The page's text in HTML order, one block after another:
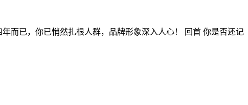
而已，你已悄然扎根人群，品牌形象深入人心！ 回首 你是否还记